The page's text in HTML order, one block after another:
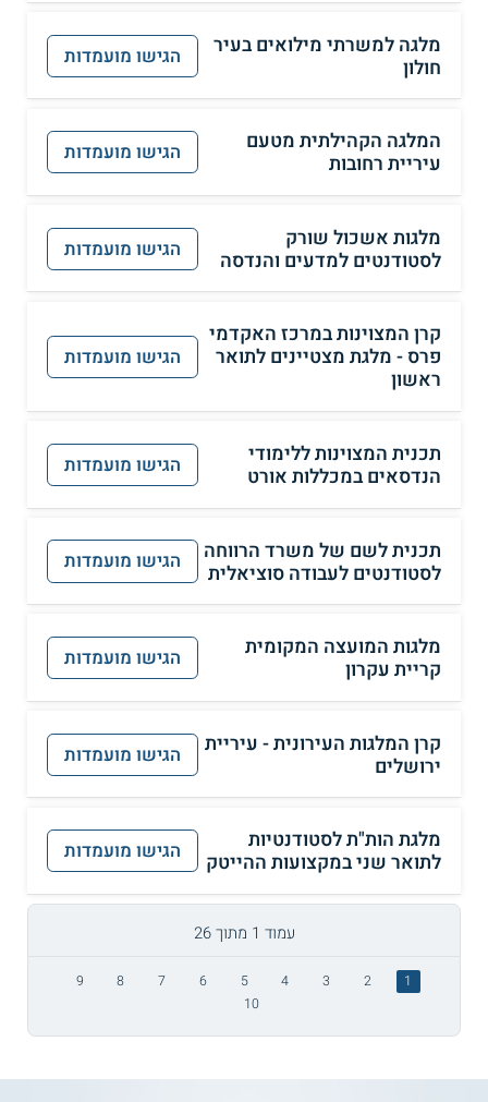
מלגה למשרתי מילואים בעיר
חולון
הגישו מועמדות
המלגה הקהילתית מטעם
עיריית רחובות
הגישו מועמדות
מלגות אשכול שורק
לסטודנטים למדעים והנדסה
הגישו מועמדות
קרן המצוינות במרכז האקדמי
פרס - מלגת מצטיינים לתואר
ראשון
הגישו מועמדות
תכנית המצוינות ללימודי
הנדסאים במכללות אורט
הגישו מועמדות
תכנית לשם של משרד הרווחה
לסטודנטים לעבודה סוציאלית
הגישו מועמדות
מלגות המועצה המקומית
קריית עקרון
הגישו מועמדות
קרן המלגות העירונית - עיריית
ירושלים
הגישו מועמדות
מלגת הות"ת לסטודנטיות
לתואר שני במקצועות ההייטק
הגישו מועמדות
עמוד 1 מתוך 26
1
2
3
4
5
6
7
8
9
10